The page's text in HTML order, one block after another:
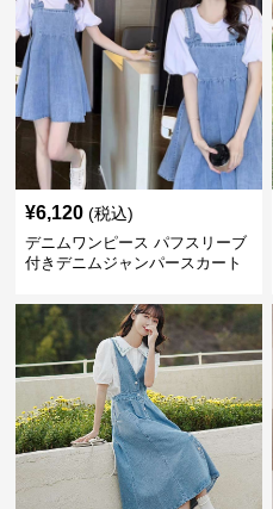
¥6,120 (税込)
デニムワンピース パフスリーブ
付きデニムジャンパースカート